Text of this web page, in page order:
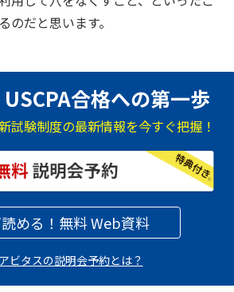
のだと思います。
USCPA合格への第一歩
試験制度の最新情報を今すぐ把握！
める！無料 Web資料
アビタスの説明会予約とは？